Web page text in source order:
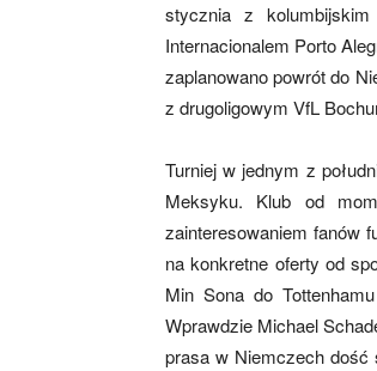
stycznia z
Internacionalem Porto
zaplanowano powrót do
z drugoligowym VfL
Turniej w jednym z
Meksyku. Klub od
zainteresowaniem fanów
na konkretne oferty od
Min Sona do
Wprawdzie Michael
prasa w Niemczech dość